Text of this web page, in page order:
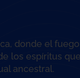
donde el
los espíritus
ancestral.